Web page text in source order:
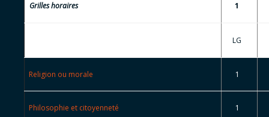
Grilles horaires 1
LG
Religion ou morale 1
Philosophie et citoyenneté 1